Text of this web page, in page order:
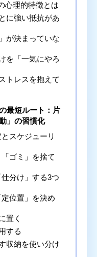
心理的特徴とは
に強い抵抗があ
が決まっていな
を「一気にやろ
トレスを抱えて
最短ルート：片
」の習慣化
スケジューリ
ゴミ」を捨て
分け」する3つ
位置」を決め
置く
する
収納を使い分け